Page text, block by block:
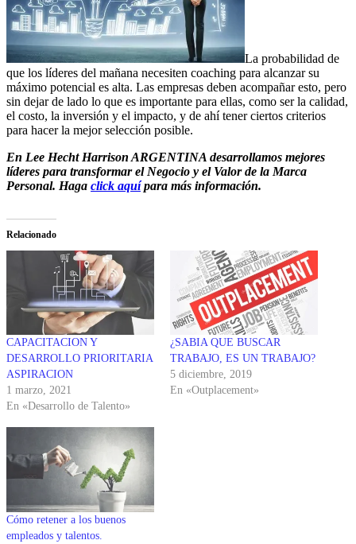
La probabilidad de
que los líderes del mañana necesiten coaching para alcanzar su
máximo potencial es alta. Las empresas deben acompañar esto, pero
sin dejar de lado lo que es importante para ellas, como ser la calidad,
el costo, la inversión y el impacto, y de ahí tener ciertos criterios
para hacer la mejor selección posible.
En Lee Hecht Harrison ARGENTINA desarrollamos mejores
líderes para transformar el Negocio y el Valor de la Marca
Personal. Haga click aquípara más información.
Relacionado
CAPACITACION Y
DESARROLLO PRIORITARIA
ASPIRACION
1 marzo, 2021
En «Desarrollo de Talento»
¿SABIA QUE BUSCAR
TRABAJO, ES UN TRABAJO?
5 diciembre, 2019
En «Outplacement»
Cómo retener a los buenos
empleados y talentos.